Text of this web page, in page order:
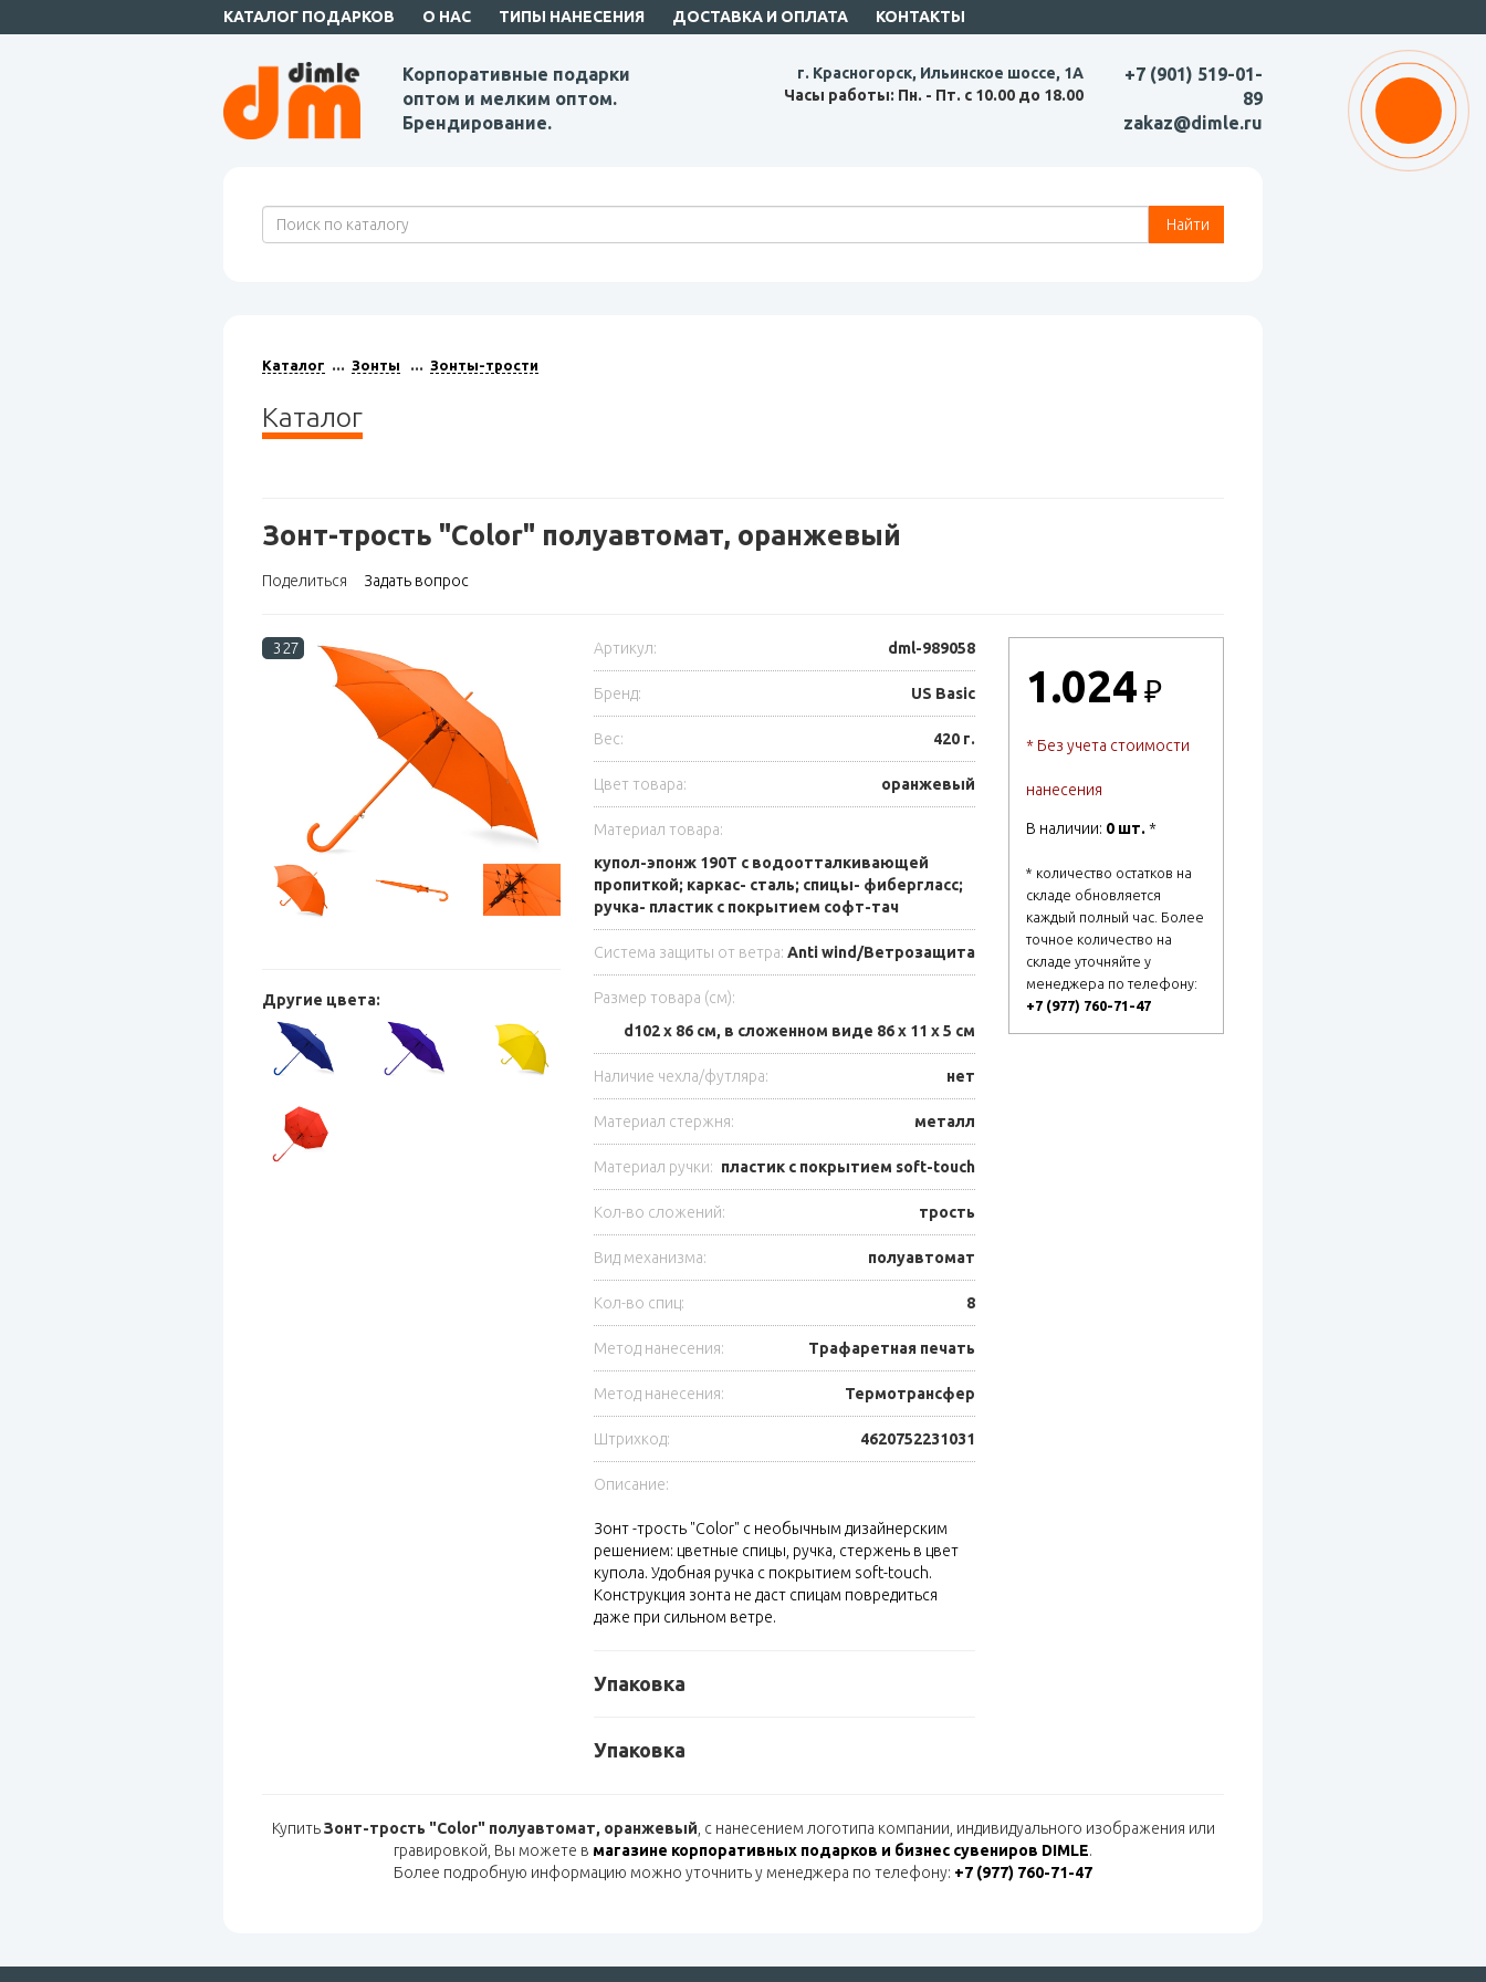
КАТАЛОГ ПОДАРКОВ О НАС ТИПЫ НАНЕСЕНИЯ ДОСТАВКА И ОПЛАТА КОНТАКТЫ
Корпоративные подарки
оптом и мелким оптом.
Брендирование.
г. Красногорск, Ильинское шоссе, 1А
Часы работы: Пн. - Пт. с 10.00 до 18.00
+7 (901) 519-01-
89
zakaz@dimle.ru
Найти
Каталог Зонты Зонты-трости
Каталог
Зонт-трость "Color" полуавтомат, оранжевый
Поделиться Задать вопрос
327
Другие цвета:
Артикул: dml-989058
Бренд: US Basic
Вес: 420 г.
Цвет товара: оранжевый
Материал товара:
купол-эпонж 190T с водоотталкивающей
пропиткой; каркас- сталь; спицы- фибергласс;
ручка- пластик с покрытием софт-тач
Система защиты от ветра: Anti wind/Ветрозащита
Размер товара (см):
d102 х 86 см, в сложенном виде 86 х 11 х 5 см
Наличие чехла/футляра: нет
Материал стержня: металл
Материал ручки: пластик с покрытием soft-touch
Кол-во сложений: трость
Вид механизма: полуавтомат
Кол-во спиц: 8
Метод нанесения: Трафаретная печать
Метод нанесения: Термотрансфер
Штрихкод: 4620752231031
Описание:
Зонт -трость "Color" с необычным дизайнерским
решением: цветные спицы, ручка, стержень в цвет
купола. Удобная ручка с покрытием soft-touch.
Конструкция зонта не даст спицам повредиться
даже при сильном ветре.
Упаковка
Упаковка
1.024 ₽
* Без учета стоимости
нанесения
В наличии: 0 шт. *
* количество остатков на
складе обновляется
каждый полный час. Более
точное количество на
складе уточняйте у
менеджера по телефону:
+7 (977) 760-71-47
КупитьЗонт-трость "Color" полуавтомат, оранжевый , с нанесением логотипа компании, индивидуального изображения или
гравировкой, Вы можете в магазине корпоративных подарков и бизнес сувениров DIMLE.
Более подробную информацию можно уточнить у менеджера по телефону: +7 (977) 760-71-47